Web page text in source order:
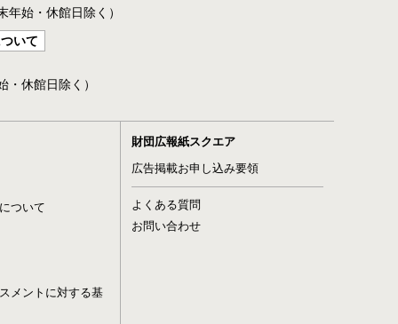
始・休館日除く）
いて
休館日除く）
ついて
メントに対する基
財団広報紙スクエア
広告掲載お申し込み要領
よくある質問
お問い合わせ